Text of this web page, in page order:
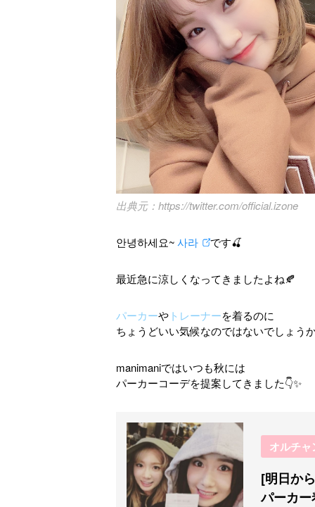
https://twitter.com/official.izone
안녕하세요~사라 です🍒
最近急に涼しくなってきましたよね🍂
パーカーや トレーナーを着るのに
ちょうどいい気候なのではないでしょう
manimaniではいつも秋には
パーカーコーデを提案してきました👇✨
オルチャ
[明日か
パーカ